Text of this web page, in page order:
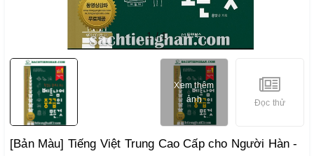
1/1
Xem thêm
ảnh
Đọc thử
[Bản Màu] Tiếng Việt Trung Cao Cấp cho Người Hàn -